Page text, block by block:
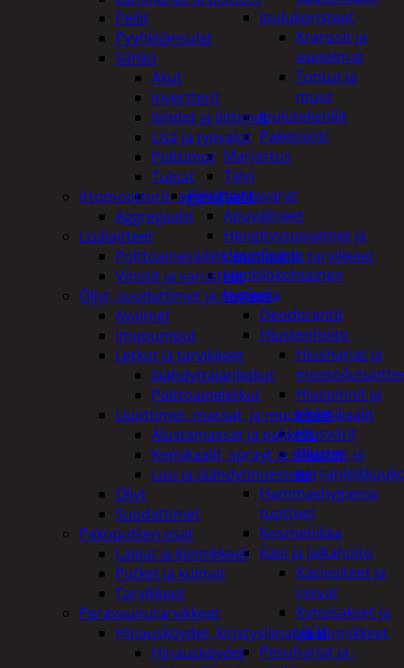
Joulukoristeet
Kranssit ja
asetelmat
Tontut ja
muut
Joulutekstiilit
Paketointi
Marjastus
Talvi
Päivittäistavarat
Apuvälineet
Hengityssuojaimet ja
desinfiointi
Henkilökohtainen
hygienia
Deodorantit
Hiustenhoito
Hiusharjat ja
Hiuspinnit ja
lenkit
Hiusvärit
Hiusten ja
Hammashygienia
tuotteet
Kosmetiikka
Käsi ja jalkahoito
Käsivoiteet ja
rasvat
Kynsisakset ja
viilat
Pesuharjat ja -
Peilit
Pyyhkijänsulat
Sähkö
Akut
invertterit
Johdot ja liittimet
Lisä ja työvalot
Polttimot
Tulpat
Irtomoottorit, aggregaatit
Aggregaatit
Lisälaitteet
Polttoainesäiliöt, pumput ja tarvikkeet
Vinssit ja varusteet
Öljyt, suodattimet ja nesteet
Avaimet
Imupumput
Letkut ja tarvikkeet
Jäähdyttäjänletkut
Polttoaineletkut
Liuottimet, massat, ja muut kemikaalit
Alustamassat ja pakkelit
Kemikaalit, sprayt ja silikonit
Lasi ja jäähdytinnesteet
Öljyt
Suodattimet
Pakoputken osat
Laipat ja kiinnikkeet
Putket ja kulmat
Tarvikkeet
Perävaunutarvikkeet
Hinausköydet, kiristysliinat ja kiinnikkeet
Hinausköydet